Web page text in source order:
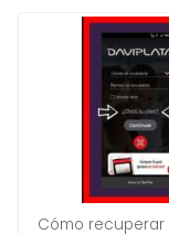
Cómo